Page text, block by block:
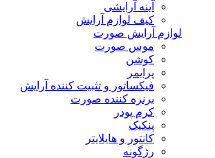
آینه آرایشی
کیف لوازم آرایش
لوازم آرایش صورت
موس صورت
کوشن
پرایمر
فیکساتور و تثبیت کننده آرایش
برنزه کننده صورت
کرم پودر
پنکیک
کانتور و هایلایتر
رژگونه